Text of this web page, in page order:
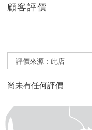
顧客評價
尚未有任何評價